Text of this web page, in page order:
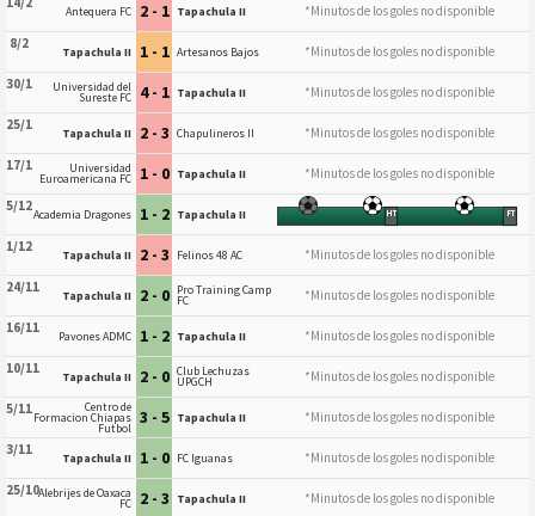
Antequera FC 2 - 1 Tapachula II
*Minutos de los goles no disponible
8/2
Tapachula II 1 - 1 Artesanos Bajos
*Minutos de los goles no disponible
30/1
Universidad del
Sureste FC 4 - 1 Tapachula II
*Minutos de los goles no disponible
25/1
Tapachula II 2 - 3 Chapulineros II
*Minutos de los goles no disponible
17/1
Universidad
Euroamericana FC 1 - 0 Tapachula II
*Minutos de los goles no disponible
5/12Academia Dragones 1 - 2 Tapachula II HT FT
1/12 Tapachula II 2 - 3 Felinos 48 AC
*Minutos de los goles no disponible
24/11
Tapachula II 2 - 0 Pro Training Camp
FC
*Minutos de los goles no disponible
16/11
Pavones ADMC 1 - 2 Tapachula II
*Minutos de los goles no disponible
10/11
Tapachula II 2 - 0 Club Lechuzas
UPGCH
*Minutos de los goles no disponible
5/11
Centro de
Formacion Chiapas
Futbol 3 - 5 Tapachula II
*Minutos de los goles no disponible
3/11
Tapachula II 1 - 0 FC Iguanas
*Minutos de los goles no disponible
25/10Alebrijes de Oaxaca
FC 2 - 3 Tapachula II
*Minutos de los goles no disponible